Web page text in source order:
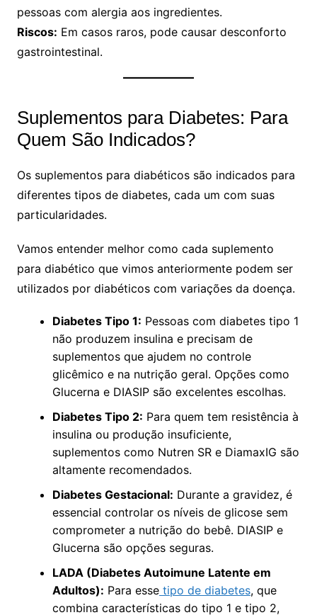
pessoas com alergia aos ingredientes.
Riscos: Em casos raros, pode causar desconforto
gastrointestinal.
Suplementos para Diabetes: Para
Quem São Indicados?
Os suplementos para diabéticos são indicados para
diferentes tipos de diabetes, cada um com suas
particularidades.
Vamos entender melhor como cada suplemento
para diabético que vimos anteriormente podem ser
utilizados por diabéticos com variações da doença.
Diabetes Tipo 1: Pessoas com diabetes tipo 1
não produzem insulina e precisam de
suplementos que ajudem no controle
glicêmico e na nutrição geral. Opções como
Glucerna e DIASIP são excelentes escolhas.
Diabetes Tipo 2: Para quem tem resistência à
insulina ou produção insuficiente,
suplementos como Nutren SR e DiamaxIG são
altamente recomendados.
Diabetes Gestacional: Durante a gravidez, é
essencial controlar os níveis de glicose sem
comprometer a nutrição do bebê. DIASIP e
Glucerna são opções seguras.
LADA (Diabetes Autoimune Latente em
Adultos): Para essetipo de diabetes, que
combina características do tipo 1 e tipo 2,